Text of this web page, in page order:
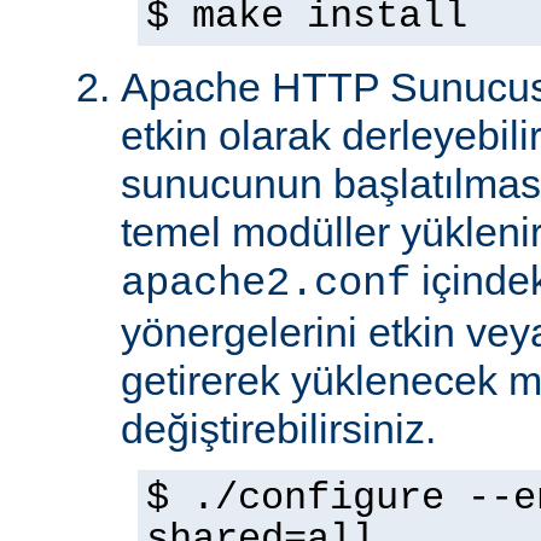
$ make install
Apache HTTP
etkin olarak
sunucunun
temel modüller
apache2.conf
yönergelerini etkin
getirerek yüklenecek
değiştirebilirsiniz.
$ ./configure --